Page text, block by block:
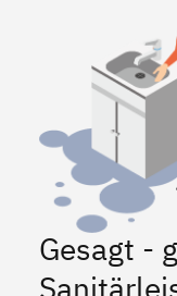
Gesagt -